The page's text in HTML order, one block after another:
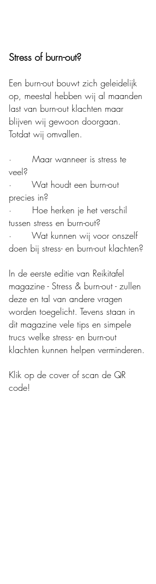
Stress of burn-out?
Een burn-out bouwt zich geleidelijk
op, meestal hebben wij al maanden
last van burn-out klachten maar
blijven wij gewoon doorgaan.
Totdat wij omvallen.
·       Maar wanneer is stress te
veel?
·       Wat houdt een burn-out
precies in?
·       Hoe herken je het verschil
tussen stress en burn-out?
·       Wat kunnen wij voor onszelf
doen bij stress- en burn-out klachten?
In de eerste editie van Reikitafel
magazine - Stress & burn-out - zullen
deze en tal van andere vragen
worden toegelicht. Tevens staan in
dit magazine vele tips en simpele
trucs welke stress- en burn-out
klachten kunnen helpen verminderen.
Klik op de cover of scan de QR
code!